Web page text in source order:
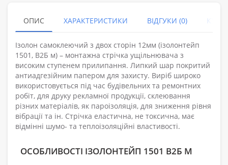
ОПИС ХАРАКТЕРИСТИКИ ВІДГУКИ (0)
Ізолон самоклеючий з двох сторін 12мм (ізолонтейп
1501, В2Б м) – монтажна стрічка ущільнювача з
високим ступенем прилипання. Липкий шар покритий
антиадгезійним папером для захисту. Виріб широко
використовується під час будівельних та ремонтних
робіт, для друку рекламної продукції, склеювання
різних матеріалів, як пароізоляція, для зниження рівня
вібрації та ін. Стрічка еластична, не токсична, має
відмінні шумо- та теплоізоляційні властивості.
ОСОБЛИВОСТІ ІЗОЛОНТЕЙП 1501 В2Б М